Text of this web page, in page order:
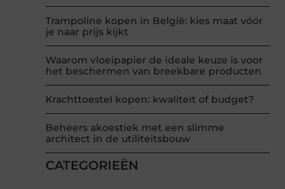
Trampoline kopen in België: kies maat vóór
je naar prijs kijkt
Waarom vloeipapier de ideale keuze is voor
het beschermen van breekbare producten
Krachttoestel kopen: kwaliteit of budget?
Beheers akoestiek met een slimme
architect in de utiliteitsbouw
CATEGORIEËN